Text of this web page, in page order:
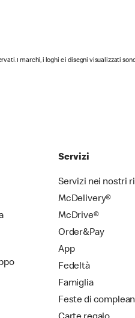
I marchi, i loghi e i disegni visualizzati
Servizi
Servizi nei nostri
McDelivery®
McDrive®
Order&Pay
App
Fedeltà
Famiglia
Feste di